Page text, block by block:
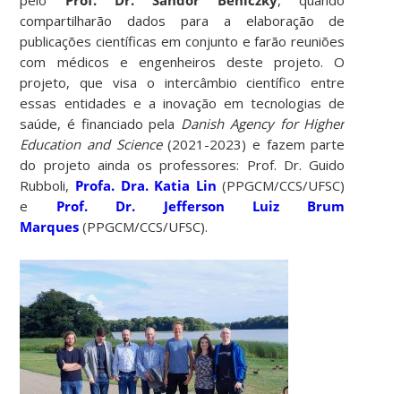
compartilharão dados para a elaboração de
publicações científicas em conjunto e farão reuniões
com médicos e engenheiros deste projeto. O
projeto, que visa o intercâmbio científico entre
essas entidades e a inovação em tecnologias de
saúde, é financiado pela Danish Agency for Higher
Education and Science(2021-2023) e fazem parte
do projeto ainda os professores: Prof. Dr. Guido
Rubboli, Profa. Dra. Katia Lin (PPGCM/CCS/UFSC)
e Prof. Dr. Jefferson Luiz Brum
Marques (PPGCM/CCS/UFSC).